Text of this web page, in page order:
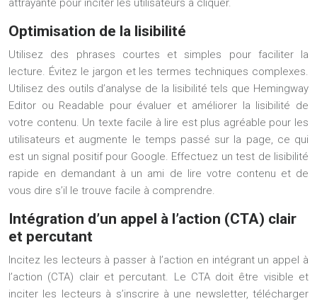
attrayante pour inciter les utilisateurs à cliquer.
Optimisation de la lisibilité
Utilisez des phrases courtes et simples pour faciliter la
lecture. Évitez le jargon et les termes techniques complexes.
Utilisez des outils d’analyse de la lisibilité tels que Hemingway
Editor ou Readable pour évaluer et améliorer la lisibilité de
votre contenu. Un texte facile à lire est plus agréable pour les
utilisateurs et augmente le temps passé sur la page, ce qui
est un signal positif pour Google. Effectuez un test de lisibilité
rapide en demandant à un ami de lire votre contenu et de
vous dire s’il le trouve facile à comprendre.
Intégration d’un appel à l’action (CTA) clair
et percutant
Incitez les lecteurs à passer à l’action en intégrant un appel à
l’action (CTA) clair et percutant. Le CTA doit être visible et
inciter les lecteurs à s’inscrire à une newsletter, télécharger